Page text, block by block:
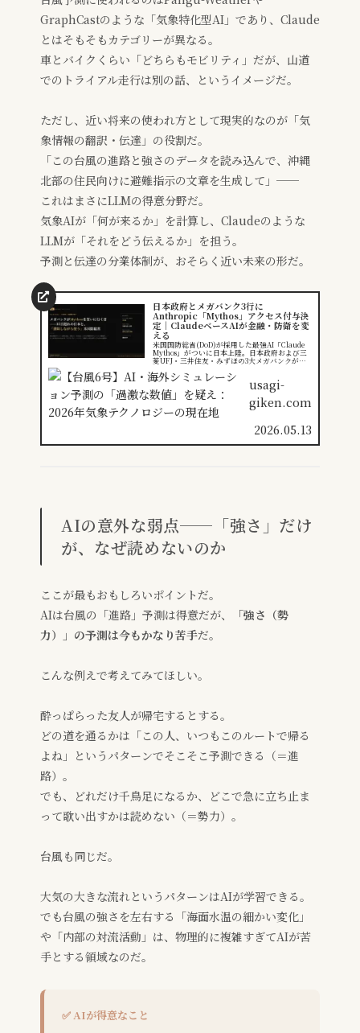
GraphCastのような「気象特化型AI」であり、Claude
とはそもそもカテゴリーが異なる。
車とバイクくらい「どちらもモビリティ」だが、山道
でのトライアル走行は別の話、というイメージだ。
ただし、近い将来の使われ方として現実的なのが「気
象情報の翻訳・伝達」の役割だ。
「この台風の進路と強さのデータを読み込んで、沖縄
北部の住民向けに避難指示の文章を生成して」──
これはまさにLLMの得意分野だ。
気象AIが「何が来るか」を計算し、Claudeのような
LLMが「それをどう伝えるか」を担う。
予測と伝達の分業体制が、おそらく近い未来の形だ。
日本政府とメガバンク3行に
Anthropic「Mythos」アクセス付与決
定｜ClaudeベースAIが金融・防衛を変
える
米国国防総省(DoD)が採用した最強AI「Claude
Mythos」がついに日本上陸。日本政府および三
菱UFJ・三井住友・みずほの3大メガバンクが
ク情報と技術仕様、そして金融・公共機関に与え
る影響を徹底解説。
usagi-
giken.com
2026.05.13
AIの意外な弱点──「強さ」だけ
が、なぜ読めないのか
ここが最もおもしろいポイントだ。
AIは台風の「進路」予測は得意だが、
「強さ（勢
力）」の予測は今もかなり苦手だ。
こんな例えで考えてみてほしい。
酔っぱらった友人が帰宅するとする。
どの道を通るかは「この人、いつもこのルートで帰る
よね」というパターンでそこそこ予測できる（＝進
路）。
でも、どれだけ千鳥足になるか、どこで急に立ち止ま
って歌い出すかは読めない（＝勢力）。
台風も同じだ。
大気の大きな流れというパターンはAIが学習できる。
でも台風の強さを左右する「海面水温の細かい変化」
や「内部の対流活動」は、物理的に複雑すぎてAIが苦
手とする領域なのだ。
✅ AIが得意なこと